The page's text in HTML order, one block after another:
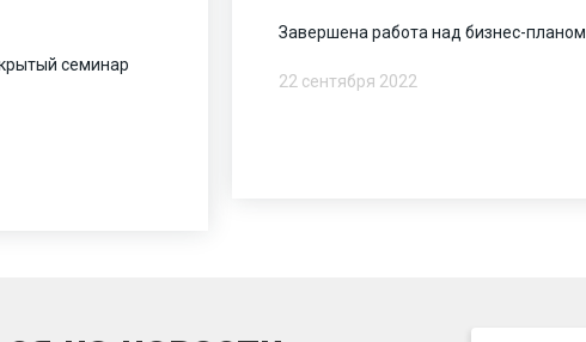
семинар
Завершена работа над бизнес-планом
22 сентября 2022